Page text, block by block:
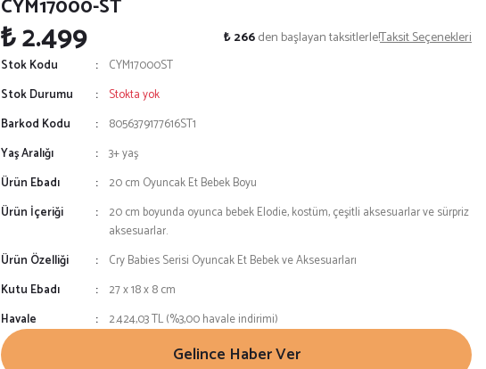
CYM17000-ST
₺ 2.499 ₺ 266den başlayan taksitlerle!Taksit Seçenekleri
Stok Kodu
CYM17000ST
Stok Durumu
Stokta yok
Barkod Kodu
8056379177616ST1
Yaş Aralığı
3+ yaş
Ürün Ebadı
20 cm Oyuncak Et Bebek Boyu
Ürün İçeriği
20 cm boyunda oyunca bebek Elodie, kostüm, çeşitli aksesuarlar ve sürpriz
aksesuarlar.
Ürün Özelliği
Cry Babies Serisi Oyuncak Et Bebek ve Aksesuarları
Kutu Ebadı
27 x 18 x 8 cm
Havale
2.424,03 TL (%3,00 havale indirimi)
Gelince Haber Ver